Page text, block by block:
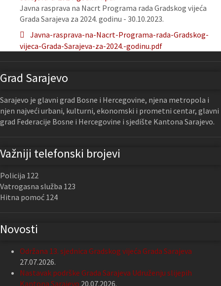
Javna rasprava na Nacrt Programa rada Gradskog vijeća
Grada Sarajeva za 2024. godinu - 30.10.2023.
Javna-rasprava-na-Nacrt-Programa-rada-Gradskog-
vijeca-Grada-Sarajeva-za-2024.-godinu.pdf
Grad Sarajevo
Sarajevo je glavni grad Bosne i Hercegovine, njena metropola i
njen najveći urbani, kulturni, ekonomski i prometni centar, glavni
grad Federacije Bosne i Hercegovine i sjedište Kantona Sarajevo.
Važniji telefonski brojevi
Policija 122
Vatrogasna služba 123
Hitna pomoć 124
Novosti
Održana 13. sjednica Gradskog vijeća Grada Sarajeva
27.07.2026.
Nastavak podrške Grada Sarajeva Udruženju slijepih
Kantona Sarajevo 20.07.2026.